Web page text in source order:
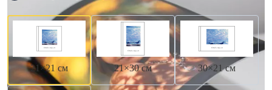
21×21 см 21×30 см 30×21 см